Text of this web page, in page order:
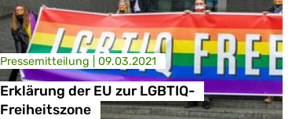
Presse­mitteilung | 09.03.2021
Erklärung der EU zur LGBTIQ-
Freiheitszone